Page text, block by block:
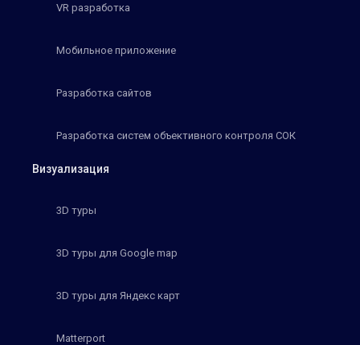
VR разработка
Мобильное приложение
Разработка сайтов
Разработка систем объективного контроля СОК
Визуализация
3D туры
3D туры для Google map
3D туры для Яндекс карт
Matterport